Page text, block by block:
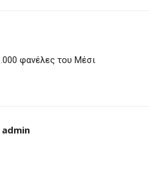
φανέλες του Μέσι
admin